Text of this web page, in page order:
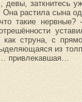
девы, заткнитесь
растила сына
такие нервные?
как струна, с
из
привлекавшая…